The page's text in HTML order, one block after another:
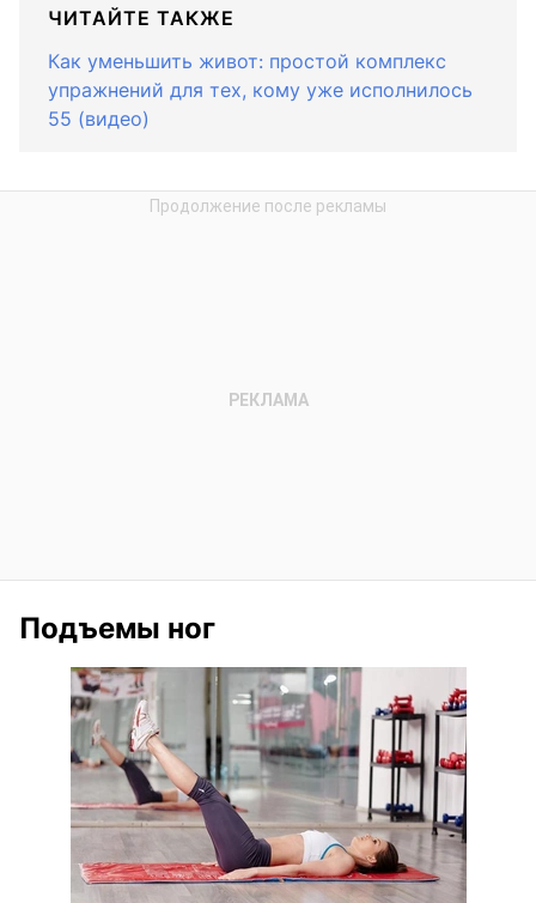
ЧИТАЙТЕ ТАКЖЕ
Как уменьшить живот: простой комплекс
упражнений для тех, кому уже исполнилось
55 (видео)
Подъемы ног